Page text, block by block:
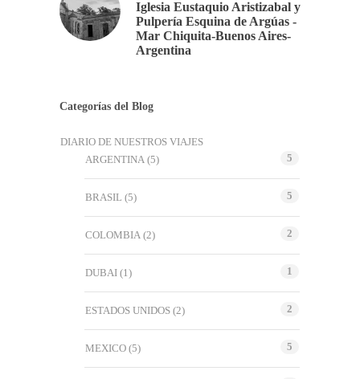
Iglesia Eustaquio Aristizabal y
Pulpería Esquina de Argúas -
Mar Chiquita-Buenos Aires-
Argentina
Categorías del Blog
DIARIO DE NUESTROS VIAJES
ARGENTINA (5) 5
BRASIL (5) 5
COLOMBIA (2) 2
DUBAI (1) 1
ESTADOS UNIDOS (2) 2
MEXICO (5) 5